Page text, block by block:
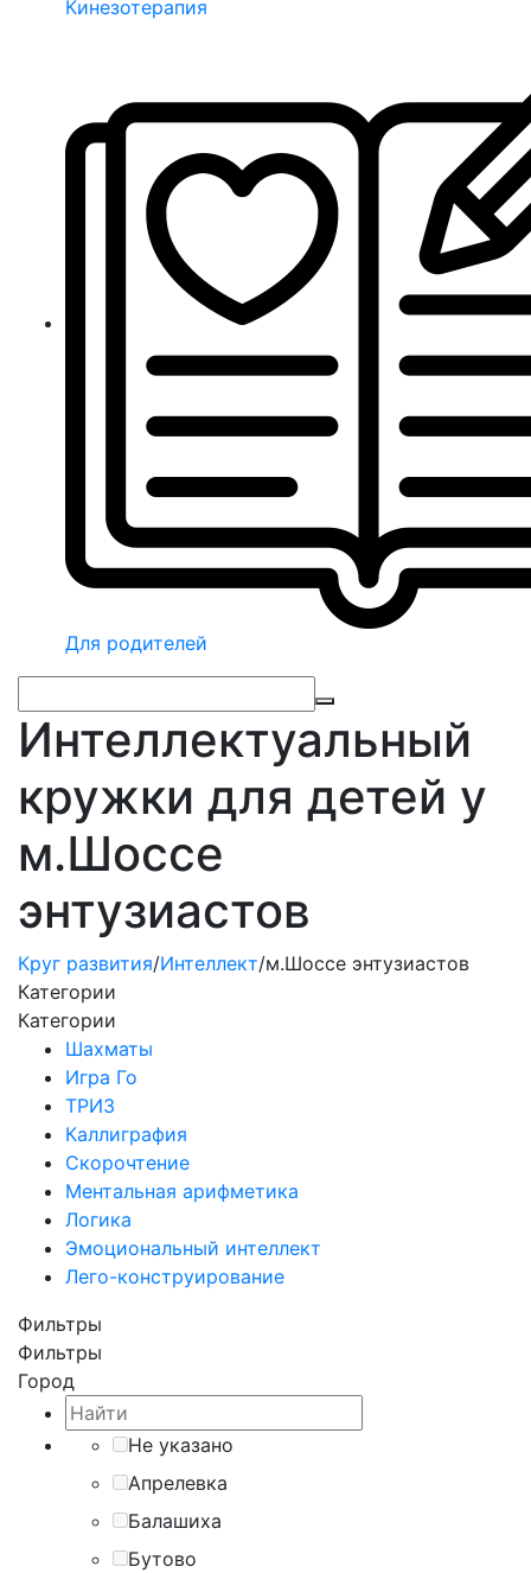
Кинезотерапия
Для родителей
Интеллектуальный
кружки для детей у
м.Шоссе
энтузиастов
Круг развития/Интеллект/м.Шоссе энтузиастов
Категории
Категории
Шахматы
Игра Го
ТРИЗ
Каллиграфия
Скорочтение
Ментальная арифметика
Логика
Эмоциональный интеллект
Лего-конструирование
Фильтры
Фильтры
Город
Не указано
Апрелевка
Балашиха
Бутово